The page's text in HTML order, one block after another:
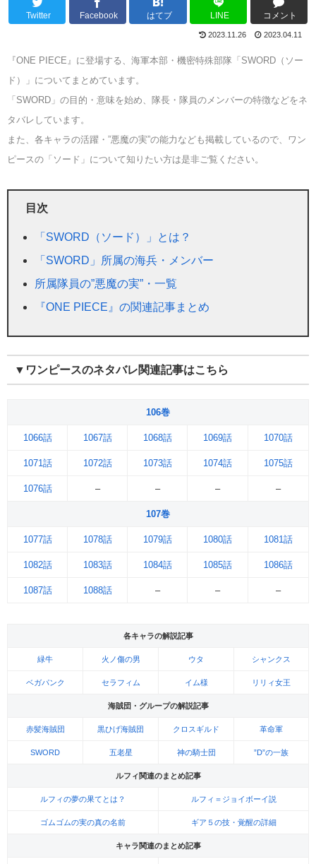
Twitter Facebook はてブ LINE コメント
2023.11.26 2023.04.11
『ONE PIECE』に登場する、海軍本部・機密特殊部隊「SWORD（ソー
ド）」についてまとめています。
「SWORD」の目的・意味を始め、隊長・隊員のメンバーの特徴などをネ
タバレしています。
また、各キャラの活躍・”悪魔の実”の能力なども掲載しているので、ワン
ピースの「ソード」について知りたい方は是非ご覧ください。
目次
「SWORD（ソード）」とは？
「SWORD」所属の海兵・メンバー
所属隊員の”悪魔の実”・一覧
『ONE PIECE』の関連記事まとめ
▼ワンピースのネタバレ関連記事はこちら
106巻
1066話 1067話 1068話 1069話 1070話
1071話 1072話 1073話 1074話 1075話
1076話 – – – –
107巻
1077話 1078話 1079話 1080話 1081話
1082話 1083話 1084話 1085話 1086話
1087話 1088話 – – –
各キャラの解説記事
緑牛 火ノ傷の男 ウタ シャンクス
ベガパンク セラフィム イム様 リリィ女王
海賊団・グループの解説記事
赤髪海賊団 黒ひげ海賊団 クロスギルド 革命軍
SWORD 五老星 神の騎士団 ”D”の一族
ルフィ関連のまとめ記事
ルフィの夢の果てとは？ ルフィ＝ジョイボーイ説
ゴムゴムの実の真の名前 ギア５の技・覚醒の詳細
キャラ関連のまとめ記事